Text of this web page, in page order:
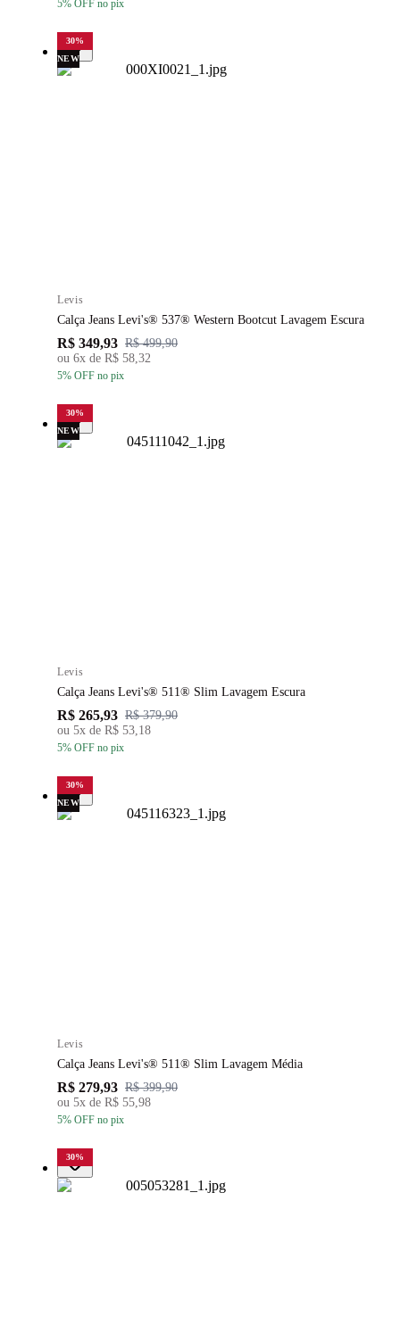
5% OFF no pix
30%
NEW
Levis
Calça Jeans Levi's® 537® Western Bootcut Lavagem Escura
R$ 349,93 R$ 499,90
ou 6x de R$ 58,32
5% OFF no pix
30%
NEW
Levis
Calça Jeans Levi's® 511® Slim Lavagem Escura
R$ 265,93 R$ 379,90
ou 5x de R$ 53,18
5% OFF no pix
30%
NEW
Levis
Calça Jeans Levi's® 511® Slim Lavagem Média
R$ 279,93 R$ 399,90
ou 5x de R$ 55,98
5% OFF no pix
30%